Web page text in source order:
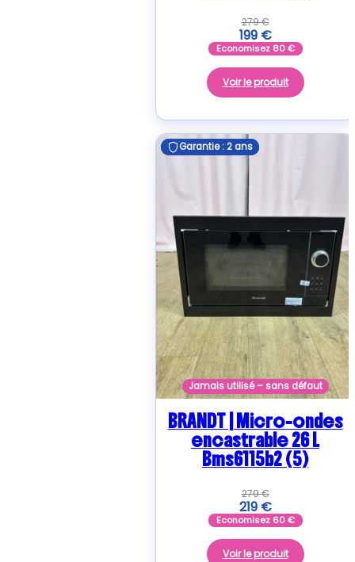
279€
199 €
Economisez 80€
Voir le produit
Garantie : 2 ans
Jamais utilisé – sans défaut
Garantie : 2 ans
BRANDT | Micro-ondes
encastrable 26 L
Bms6115b2 (5)
279€
219 €
Economisez 60€
Voir le produit